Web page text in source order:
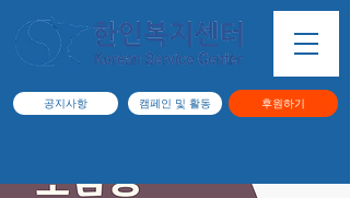
공지사항 캠페인 및 활동 후원하기